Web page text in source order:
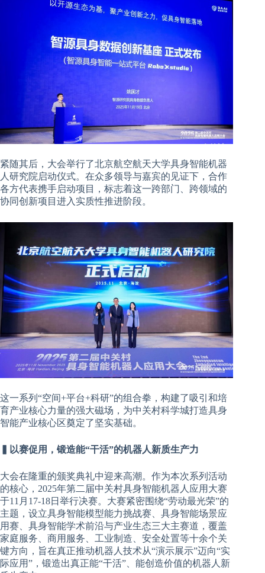
紧随其后，大会举行了北京航空航天大学具身智能机器
人研究院启动仪式。在众多领导与嘉宾的见证下，合作
各方代表携手启动项目，标志着这一跨部门、跨领域的
协同创新项目进入实质性推进阶段。
这一系列“空间+平台+科研”的组合拳，构建了吸引和培
育产业核心力量的强大磁场，为中关村科学城打造具身
智能产业核心区奠定了坚实基础。
▍以赛促用，锻造能“干活”的机器人新质生产力
大会在隆重的颁奖典礼中迎来高潮。作为本次系列活动
的核心，2025年第二届中关村具身智能机器人应用大赛
于11月17-18日举行决赛。大赛紧密围绕“劳动最光荣”的
主题，设立具身智能模型能力挑战赛、具身智能场景应
用赛、具身智能学术前沿与产业生态三大主赛道，覆盖
家庭服务、商用服务、工业制造、安全处置等十余个关
键方向，旨在真正推动机器人技术从“演示展示”迈向“实
际应用”，锻造出真正能“干活”、能创造价值的机器人新